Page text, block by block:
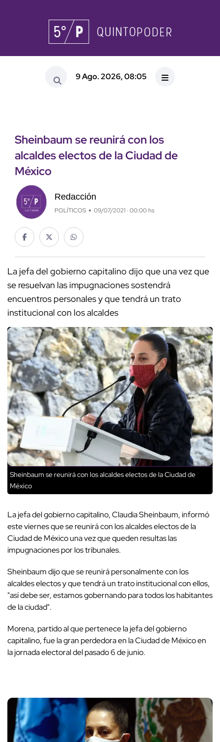
9 Ago. 2026, 08:05
Sheinbaum se reunirá con los
alcaldes electos de la Ciudad de
México
Redacción
POLÍTICOS 09/07/2021 · 00:00 hs
La jefa del gobierno capitalino dijo que una vez que
se resuelvan las impugnaciones sostendrá
encuentros personales y que tendrá un trato
institucional con los alcaldes
Sheinbaum se reunirá con los alcaldes electos de la Ciudad de
México
La jefa del gobierno capitalino, Claudia Sheinbaum, informó
este viernes que se reunirá con los alcaldes electos de la
Ciudad de México una vez que queden resultas las
impugnaciones por los tribunales.
Sheinbaum dijo que se reunirá personalmente con los
alcaldes electos y que tendrá un trato institucional con ellos,
"así debe ser, estamos gobernando para todos los habitantes
de la ciudad".
Morena, partido al que pertenece la jefa del gobierno
capitalino, fue la gran perdedora en la Ciudad de México en
la jornada electoral del pasado 6 de junio.